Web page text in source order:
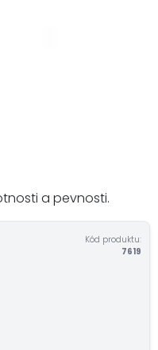
a pevnosti.
Kód produktu:
7619